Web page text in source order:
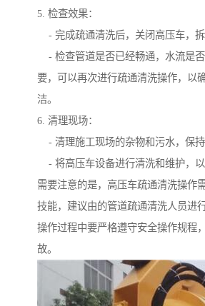
5. 检查效果：
- 完成疏通清洗后，关闭高压车，拆
- 检查管道是否已经畅通，水流是
要，可以再次进行疏通清洗操作，以
洁。
6. 清理现场：
- 清理施工现场的杂物和污水，保持
- 将高压车设备进行清洗和维护，以
需要注意的是，高压车疏通清洗操作
技能，建议由的管道疏通清洗人员进
操作过程中要严格遵守安全操作规程
故。